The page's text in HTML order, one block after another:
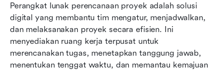
Perangkat lunak perencanaan proyek adalah solusi
digital yang membantu tim mengatur, menjadwalkan,
dan melaksanakan proyek secara efisien. Ini
menyediakan ruang kerja terpusat untuk
merencanakan tugas, menetapkan tanggung jawab,
menentukan tenggat waktu, dan memantau kemajuan